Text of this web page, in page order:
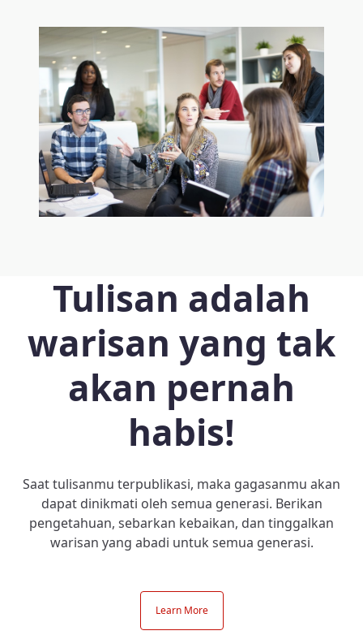
Tulisan adalah
warisan yang tak
akan pernah
habis!
Saat tulisanmu terpublikasi, maka gagasanmu akan
dapat dinikmati oleh semua generasi. Berikan
pengetahuan, sebarkan kebaikan, dan tinggalkan
warisan yang abadi untuk semua generasi.
Learn More